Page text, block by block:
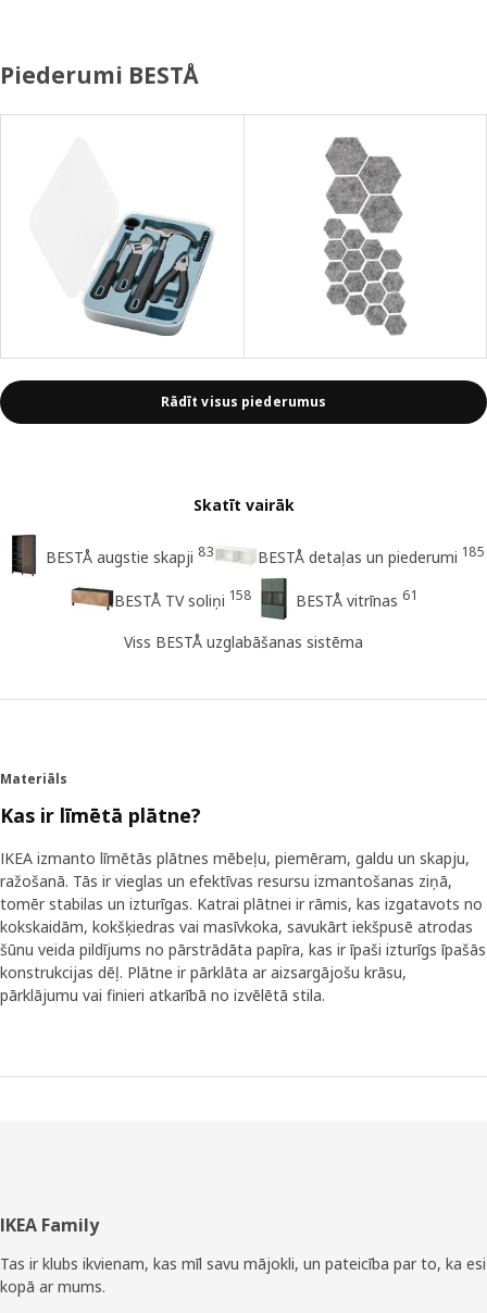
Piederumi BESTÅ
Rādīt visus piederumus
Skatīt vairāk
BESTÅ augstie skapji 83 BESTÅ detaļas un piederumi 185
BESTÅ TV soliņi 158 BESTÅ vitrīnas 61
Viss BESTÅ uzglabāšanas sistēma
Materiāls
Kas ir līmētā plātne?
IKEA izmanto līmētās plātnes mēbeļu, piemēram, galdu un skapju,
ražošanā. Tās ir vieglas un efektīvas resursu izmantošanas ziņā,
tomēr stabilas un izturīgas. Katrai plātnei ir rāmis, kas izgatavots no
kokskaidām, kokšķiedras vai masīvkoka, savukārt iekšpusē atrodas
šūnu veida pildījums no pārstrādāta papīra, kas ir īpaši izturīgs īpašās
konstrukcijas dēļ. Plātne ir pārklāta ar aizsargājošu krāsu,
pārklājumu vai finieri atkarībā no izvēlētā stila.
Kājene
IKEA Family
Tas ir klubs ikvienam, kas mīl savu mājokli, un pateicība par to, ka esi
kopā ar mums.